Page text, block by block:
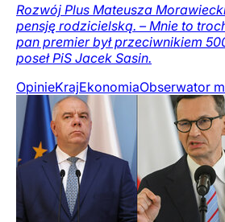
Rozwój Plus Mateusza
pensję rodzicielską. – Mnie to
pan premier był przeciwnikiem
poseł PiS Jacek Sasin.
OpinieKrajEkonomiaObserwator